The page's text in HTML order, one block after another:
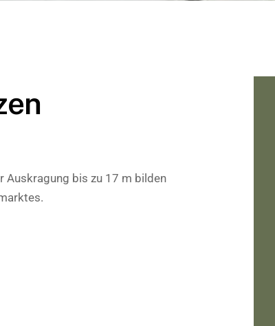
Auskragung bis zu 17 m bilden